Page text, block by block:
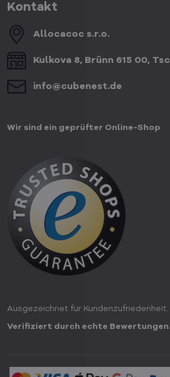
Kontakt
Allocacoc s​.r​.o​.
Kulkova 8, Brünn 615 00,
info​@cubenest​.de
Wir sind ein geprüfter Online-Shop
Ausgezeichnet für Kundenzufriedenheit.
Verifiziert durch echte Bewertungen.